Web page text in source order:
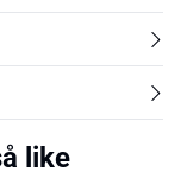
like